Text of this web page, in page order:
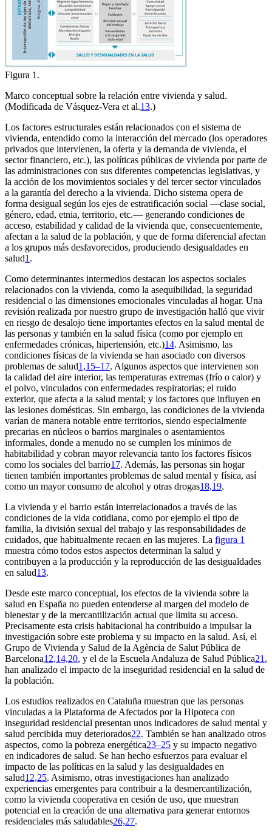
Figura 1.
Marco conceptual sobre la relación entre vivienda y salud.
(Modificada de Vásquez-Vera et al.13.)
Los factores estructurales están relacionados con el sistema de
vivienda, entendido como la interacción del mercado (los operadores
privados que intervienen, la oferta y la demanda de vivienda, el
sector financiero, etc.), las políticas públicas de vivienda por parte de
las administraciones con sus diferentes competencias legislativas, y
la acción de los movimientos sociales y del tercer sector vinculados
a la garantía del derecho a la vivienda. Dicho sistema opera de
forma desigual según los ejes de estratificación social —clase social,
género, edad, etnia, territorio, etc.— generando condiciones de
acceso, estabilidad y calidad de la vivienda que, consecuentemente,
afectan a la salud de la población, y que de forma diferencial afectan
a los grupos más desfavorecidos, produciendo desigualdades en
salud1 .
Como determinantes intermedios destacan los aspectos sociales
relacionados con la vivienda, como la asequibilidad, la seguridad
residencial o las dimensiones emocionales vinculadas al hogar. Una
revisión realizada por nuestro grupo de investigación halló que vivir
en riesgo de desalojo tiene importantes efectos en la salud mental de
las personas y también en la salud física (como por ejemplo en
enfermedades crónicas, hipertensión, etc.)14. Asimismo, las
condiciones físicas de la vivienda se han asociado con diversos
problemas de salud1,15–17. Algunos aspectos que intervienen son
la calidad del aire interior, las temperaturas extremas (frío o calor) y
el polvo, vinculados con enfermedades respiratorias; el ruido
exterior, que afecta a la salud mental; y los factores que influyen en
las lesiones domésticas. Sin embargo, las condiciones de la vivienda
varían de manera notable entre territorios, siendo especialmente
precarias en núcleos o barrios marginales o asentamientos
informales, donde a menudo no se cumplen los mínimos de
habitabilidad y cobran mayor relevancia tanto los factores físicos
como los sociales del barrio17. Además, las personas sin hogar
tienen también importantes problemas de salud mental y física, así
como un mayor consumo de alcohol y otras drogas18,19.
La vivienda y el barrio están interrelacionados a través de las
condiciones de la vida cotidiana, como por ejemplo el tipo de
familia, la división sexual del trabajo y las responsabilidades de
cuidados, que habitualmente recaen en las mujeres. La figura 1
muestra cómo todos estos aspectos determinan la salud y
contribuyen a la producción y la reproducción de las desigualdades
en salud13.
Desde este marco conceptual, los efectos de la vivienda sobre la
salud en España no pueden entenderse al margen del modelo de
bienestar y de la mercantilización actual que limita su acceso.
Precisamente esta crisis habitacional ha contribuido a impulsar la
investigación sobre este problema y su impacto en la salud. Así, el
Grupo de Vivienda y Salud de la Agència de Salut Pública de
Barcelona12,14,20, y el de la Escuela Andaluza de Salud Pública21 ,
han analizado el impacto de la inseguridad residencial en la salud de
la población.
Los estudios realizados en Cataluña muestran que las personas
vinculadas a la Plataforma de Afectados por la Hipoteca con
inseguridad residencial presentan unos indicadores de salud mental y
salud percibida muy deteriorados22. También se han analizado otros
aspectos, como la pobreza energética23–25 y su impacto negativo
en indicadores de salud. Se han hecho esfuerzos para evaluar el
impacto de las políticas en la salud y las desigualdades en
salud12,25. Asimismo, otras investigaciones han analizado
experiencias emergentes para contribuir a la desmercantilización,
como la vivienda cooperativa en cesión de uso, que muestran
potencial en la creación de una alternativa para generar entornos
residenciales más saludables26,27.